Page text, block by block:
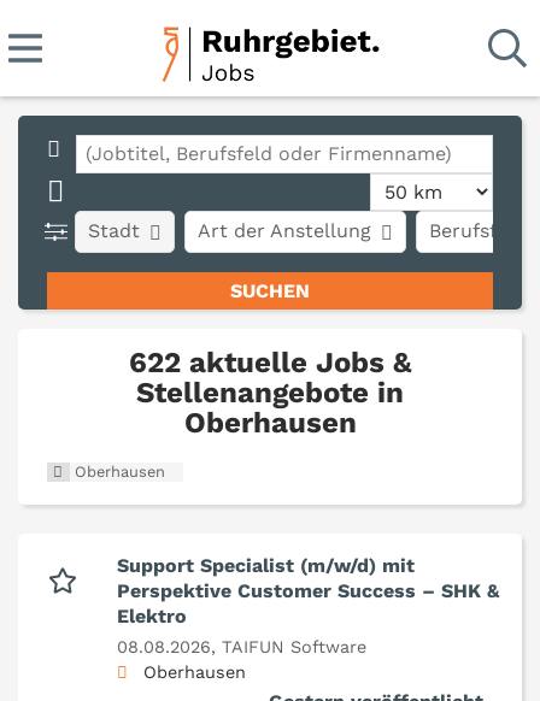
Stadt Art der Anstellung Berufsfeld
622 aktuelle Jobs &
Stellenangebote in
Oberhausen
Oberhausen
Support Specialist (m/w/d) mit
Perspektive Customer Success – SHK &
Elektro
08.08.2026, TAIFUN Software
Oberhausen